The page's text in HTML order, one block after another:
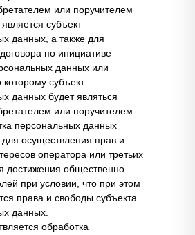
или поручителем
субъект
данных, а также для
по инициативе
данных или
которому субъект
данных будет являться
или поручителем.
персональных данных
осуществления прав и
оператора или третьих
достижения общественно
при условии, что при этом
права и свободы субъекта
данных.
обработка